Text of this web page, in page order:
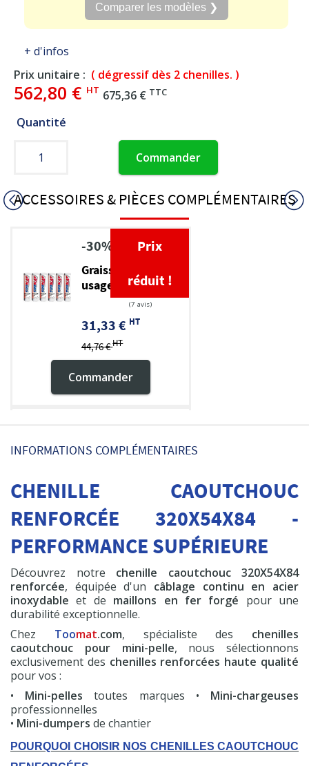
Comparer les modèles ❯
+ d'infos
Prix unitaire : ( dégressif dès 2 chenilles. )
562,80 € HT 675,36 € TTC
Quantité
Commander
ACCESSOIRES & PIÈCES COMPLÉMENTAIRES
Graisse TP multi-
usage EP 2
31,33 € HT
44,76 €HT
Prix
réduit !
-30%
Commander
Pompe à graisse
19,50 €
Commander
Chenille Premium
+ 320x54x84
A partir de
491,04 €HT
Commander
INFORMATIONS COMPLÉMENTAIRES
CHENILLE CAOUTCHOUC
RENFORCÉE 320X54X84 -
PERFORMANCE SUPÉRIEURE
Découvrez notre chenille caoutchouc 320X54X84
renforcée, équipée d'un câblage continu en acier
inoxydable et de maillons en fer forgé pour une
durabilité exceptionnelle.
Chez Toomat.com, spécialiste des chenilles
caoutchouc pour mini-pelle, nous sélectionnons
exclusivement des chenilles renforcées haute qualité
pour vos :
• Mini-pelles toutes marques • Mini-chargeuses
professionnelles
• Mini-dumpers de chantier
POURQUOI CHOISIR NOS CHENILLES CAOUTCHOUC